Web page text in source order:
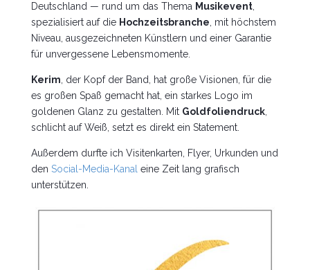
Deutschland — rund um das Thema Musikevent,
spezialisiert auf die Hochzeitsbranche , mit höchstem
Niveau, ausgezeichneten Künstlern und einer Garantie
für unvergessene Lebensmomente.
Kerim , der Kopf der Band, hat große Visionen, für die
es großen Spaß gemacht hat, ein starkes Logo im
goldenen Glanz zu gestalten. Mit Goldfoliendruck,
schlicht auf Weiß, setzt es direkt ein Statement.
Außerdem durfte ich Visitenkarten, Flyer, Urkunden und
den Social-Media-Kanal eine Zeit lang grafisch
unterstützen.